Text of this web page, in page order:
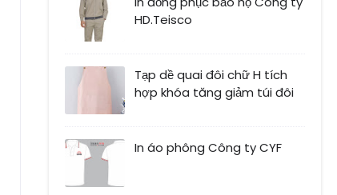
HD.Teisco
Tạp dề quai đôi chữ H tích
hợp khóa tăng giảm túi đôi
In áo phông Công ty CYF